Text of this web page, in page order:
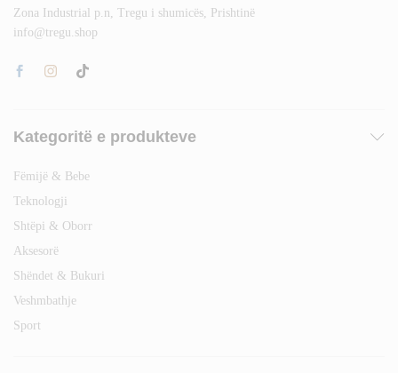
Zona Industrial p.n, Tregu i shumicës, Prishtinë
info@tregu.shop
Kategoritë e produkteve
Fëmijë & Bebe
Teknologji
Shtëpi & Oborr
Aksesorë
Shëndet & Bukuri
Veshmbathje
Sport